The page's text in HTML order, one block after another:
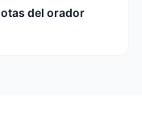
del orador